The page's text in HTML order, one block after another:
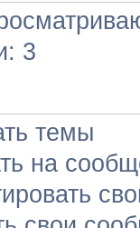
3
темы
на